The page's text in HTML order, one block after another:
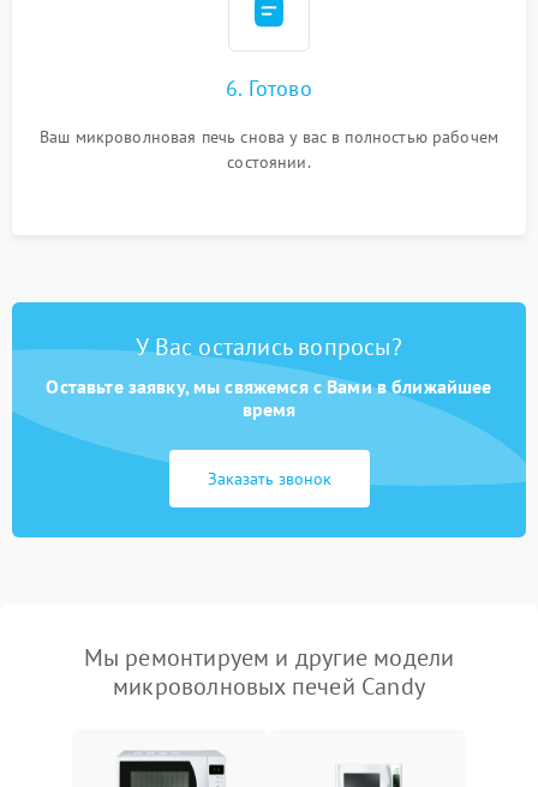
6. Готово
Ваш микроволновая печь снова у вас в полностью рабочем
состоянии.
У Вас остались вопросы?
Оставьте заявку, мы свяжемся с Вами в ближайшее
время
Заказать звонок
Мы ремонтируем и другие модели
микроволновых печей Candy